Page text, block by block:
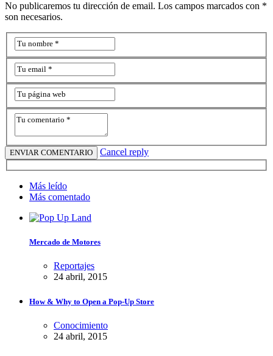
No publicaremos tu dirección de email. Los campos marcados con *
son necesarios.
Cancel reply
Más leído
Más comentado
Mercado de Motores
Reportajes
24 abril, 2015
How & Why to Open a Pop-Up Store
Conocimiento
24 abril, 2015